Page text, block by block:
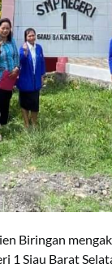
Biringan
1 Siau Barat